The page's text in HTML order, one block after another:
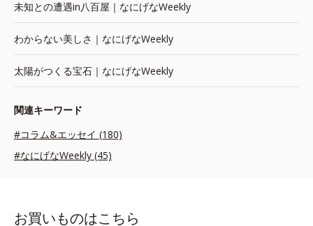
未知との遭遇in八百屋｜なにげなWeekly
わからない美しさ｜なにげなWeekly
太陽がつくる宝石｜なにげなWeekly
関連キーワード
#コラム&エッセイ (180)
#なにげなWeekly (45)
お買いものはこちら